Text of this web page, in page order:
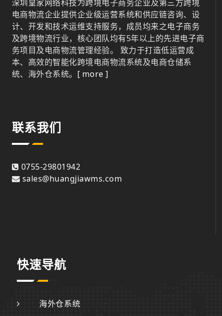
深圳皇家网络科技为跨境电子商务企业及第三方跨境
电商物流企业提供企业级运营系统和供应链咨询、设
计、开发和技术运维支持服务，成员均来之电子商务
及跨境物流行业，核心团队均有5年以上的先进电子商
务项目及电商物流管理经验。 致力于打造低运营成
本、高效的智能化跨境电商物流系统及电商仓储系
统、海外仓系统。 [ more ]
联系我们
0755-29801942
sales@huangjiawms.com
快速导航
海外仓系统